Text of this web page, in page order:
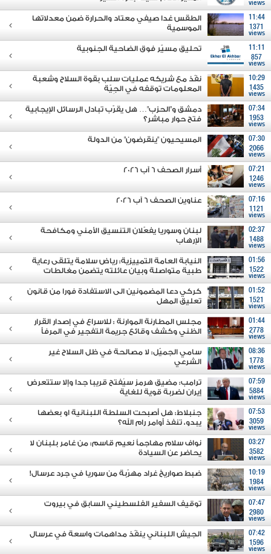
views
11:44
1371
views
الطقس غدا صيفي معتاد والحرارة ضمن معدلاتها
الموسمية
11:11
857
views
تحليق مسيّر فوق الضاحية الجنوبية
10:29
1435
views
نفّذ مع شريكه عمليات سلب بقوة السلاح وشعبة
المعلومات توقفه في الجِيّة
07:34
1953
views
دمشق و"الحزب"… هل يقرّب تبادل الرسائل الإيجابية
فتح حوار مباشر؟
07:30
2066
views
المسيحيون "ينقرضون" من الدولة
07:21
1246
views
أسرار الصحف 6 آب 2026
07:16
1121
views
عناوين الصحف 6 آب 2026
02:37
1488
views
لبنان وسوريا يفعّلان التنسيق الأمني ومكافحة
الإرهاب
01:56
1522
views
النيابة العامة التمييزية: رياض سلامة يتلقى رعاية
طبية متواصلة وبيان عائلته يتضمن مغالطات
01:52
1521
views
كركي دعا المضمونين الى الاستفادة فورا من قانون
تعليق المهل
01:44
2778
views
مجلس المطارنة الموارنة : للاسراع في إصدار القرار
الظني وكشف وقائع جريمة التفجير في المرفأ
08:36
1778
views
سامي الجميّل: لا مصالحة في ظل السلاح غير
الشرعي
07:59
5884
views
ترامب: مضيق هرمز سيُفتح قريبا جدا وإلا ستتعرض
إيران لضربة قوية للغاية
07:53
3059
views
جنبلاط: هل أصبحت السلطة اللبنانية او بعضها
يبدو، تنفذ أوامر رام الله؟
03:27
3582
views
نواف سلام مهاجماً نعيم قاسم: من غامر بلبنان لا
يحاضر عن السيادة
10:19
1984
views
ضبط صواريخ غراد مهرّبة من سوريا في جرد عرسال!
07:47
2980
views
توقيف السفير الفلسطيني السابق في بيروت
07:42
1596
views
الجيش اللبناني ينفّذ مداهمات واسعة في عرسال